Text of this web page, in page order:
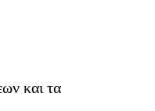
και τα